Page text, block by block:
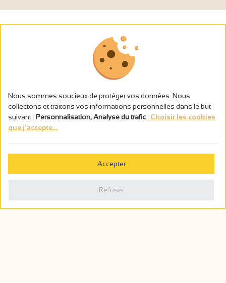
L’abus d’alcool est dangereux pour la santé, à consommer avec
Politique de confidentialité
Nous sommes soucieux de protéger vos données. Nous
collectons et traitons vos informations personnelles dans le but
suivant : Personnalisation, Analyse du trafic Choisir les cookies
que j'accepte...
Accepter
Refuser